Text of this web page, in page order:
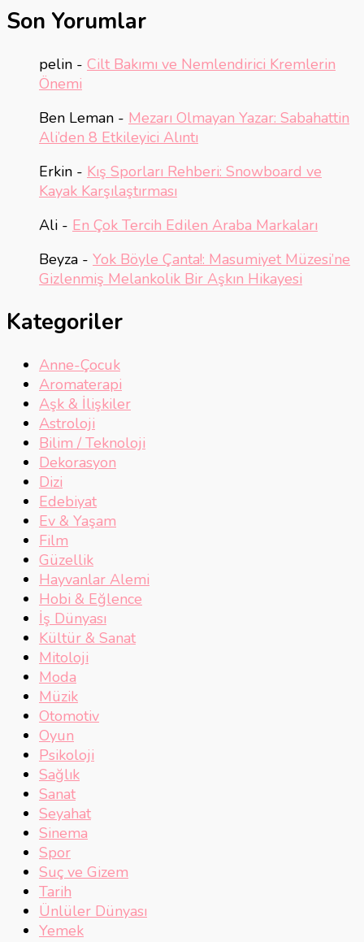
Son Yorumlar
pelin - Cilt Bakımı ve Nemlendirici Kremlerin
Önemi
Ben Leman - Mezarı Olmayan Yazar: Sabahattin
Ali’den 8 Etkileyici Alıntı
Erkin - Kış Sporları Rehberi: Snowboard ve
Kayak Karşılaştırması
Ali - En Çok Tercih Edilen Araba Markaları
Beyza - Yok Böyle Çanta!: Masumiyet Müzesi’ne
Gizlenmiş Melankolik Bir Aşkın Hikayesi
Kategoriler
Anne-Çocuk
Aromaterapi
Aşk & İlişkiler
Astroloji
Bilim / Teknoloji
Dekorasyon
Dizi
Edebiyat
Ev & Yaşam
Film
Güzellik
Hayvanlar Alemi
Hobi & Eğlence
İş Dünyası
Kültür & Sanat
Mitoloji
Moda
Müzik
Otomotiv
Oyun
Psikoloji
Sağlık
Sanat
Seyahat
Sinema
Spor
Suç ve Gizem
Tarih
Ünlüler Dünyası
Yemek